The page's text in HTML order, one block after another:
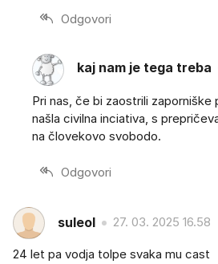
Odgovori
kaj nam je tega treba
Pri nas, če bi zaostrili zaporniške
našla civilna inciativa, s
na človekovo svobodo.
Odgovori
suleol 27. 03. 2025 16.58
24 let pa vodja tolpe svaka mu cast